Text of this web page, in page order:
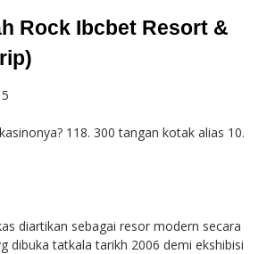
Rock Ibcbet Resort &
118. 300 tangan kotak alias 10.
diartikan sebagai resor modern secara
dibuka tatkala tarikh 2006 demi ekshibisi